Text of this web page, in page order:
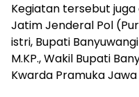
Kegiatan tersebut juga
Jatim Jenderal Pol
istri, Bupati
M.KP., Wakil Bupati
Kwarda Pramuka Jawa